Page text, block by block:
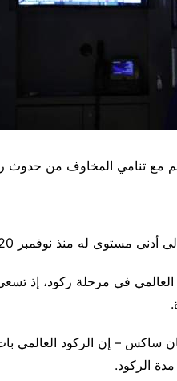
مع تنامي المخاوف من حدوث
مستوى له منذ نوفمبر 2020.
في مرحلة ركود، إذ
ساكس – إن الركود العالمي
الركود.